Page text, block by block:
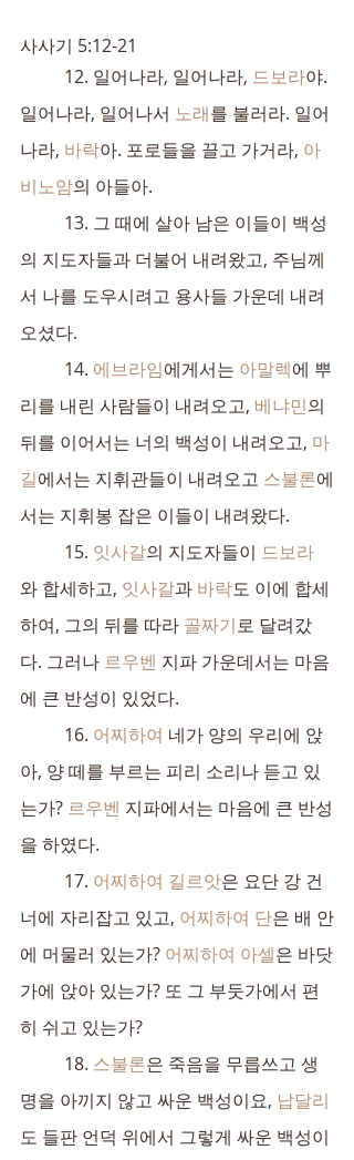
사사기 5:12-21
	12. 일어나라, 일어나라,
드보라야.
일어나라, 일어나서 노래를 불러라. 일어
나라, 바락아. 포로들을 끌고 가거라, 아
비노암의 아들아.
의 지도자들과 더불어 내려왔고, 주님께
서 나를 도우시려고 용사들 가운데 내려
오셨다.
	14.
에브라임에게서는 아말렉에 뿌
리를 내린 사람들이 내려오고, 베냐민의
뒤를 이어서는 너의 백성이 내려오고, 마
길에서는 지휘관들이 내려오고 스불론에
서는 지휘봉 잡은 이들이 내려왔다.
	15.
잇사갈의 지도자들이 드보라
와 합세하고, 잇사갈과 바락도 이에 합세
하여, 그의 뒤를 따라 골짜기로 달려갔
다. 그러나 르우벤 지파 가운데서는 마음
에 큰 반성이 있었다.
	16.
어찌하여 네가 양의 우리에 앉
아, 양 떼를 부르는 피리 소리나 듣고 있
는가? 르우벤 지파에서는 마음에 큰 반성
을 하였다.
	17.
어찌하여 길르앗은 요단 강 건
너에 자리잡고 있고, 어찌하여 단은 배 안
에 머물러 있는가? 어찌하여 아셀은 바닷
가에 앉아 있는가? 또 그 부둣가에서 편
히 쉬고 있는가?
	18.
스불론은 죽음을 무릅쓰고 생
명을 아끼지 않고 싸운 백성이요, 납달리
도 들판 언덕 위에서 그렇게 싸운 백성이